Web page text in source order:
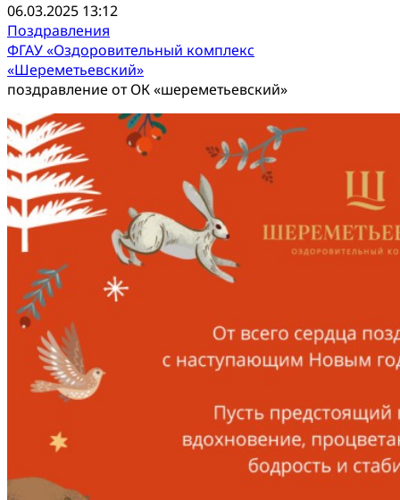
06.03.2025 13:12
Поздравления
ФГАУ «Оздоровительный комплекс
«Шереметьевский»
поздравление от ОК «шереметьевский»